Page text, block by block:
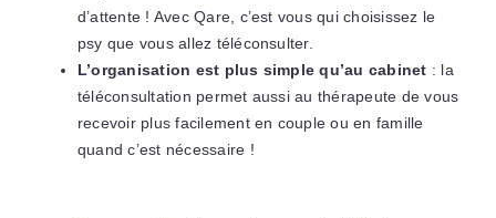
d’attente ! Avec Qare, c’est vous qui choisissez le
psy que vous allez téléconsulter.
L’organisation est plus simple qu’au cabinet : la
téléconsultation permet aussi au thérapeute de vous
recevoir plus facilement en couple ou en famille
quand c’est nécessaire !